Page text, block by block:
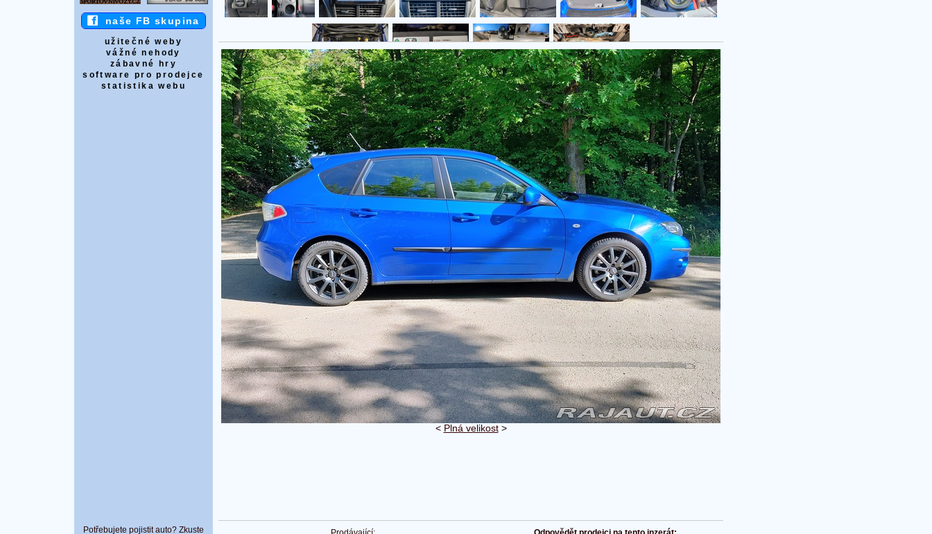
naše FB skupina
užitečné weby
vážné nehody
zábavné hry
software pro prodejce
statistika webu
Potřebujete pojistit auto? Zkuste
< Plná velikost>